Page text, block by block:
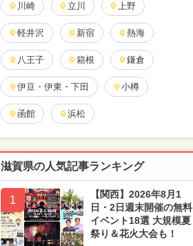
川崎 立川 上野
軽井沢 新宿 熱海
八王子 箱根 鎌倉
伊豆・伊東・下田 小樽
函館 浜松
滋賀県の人気記事ランキング
1
【関西】2026年8月1
日・2日週末開催の無料
イベント18選 大規模夏
祭り＆花火大会も！